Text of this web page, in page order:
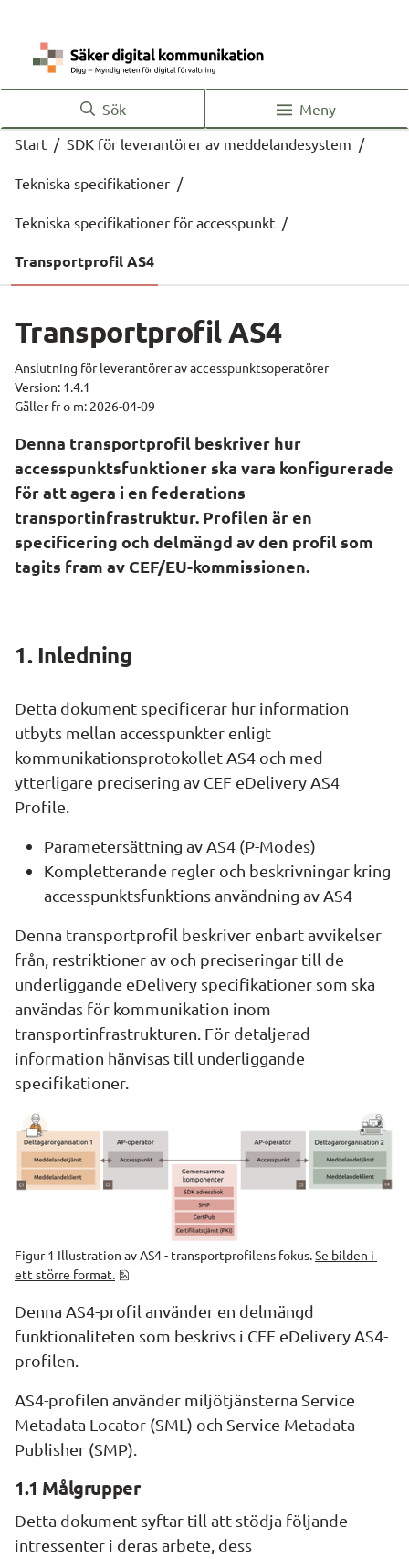
Sök
Meny
Start / SDK för leverantörer av meddelandesystem /
Tekniska specifikationer /
Tekniska specifikationer för accesspunkt /
Transportprofil AS4
Transportprofil AS4
Anslutning för leverantörer av accesspunktsoperatörer
Version: 1.4.1
Gäller fr o m: 2026-04-09
Denna transportprofil beskriver hur
accesspunktsfunktioner ska vara konfigurerade
för att agera i en federations
transportinfrastruktur. Profilen är en
specificering och delmängd av den profil som
tagits fram av CEF/EU-kommissionen.
1. Inledning
Detta dokument specificerar hur information
utbyts mellan accesspunkter enligt
kommunikationsprotokollet AS4 och med
ytterligare precisering av CEF eDelivery AS4
Profile.
Parametersättning av AS4 (P-Modes)
Kompletterande regler och beskrivningar kring
accesspunktsfunktions användning av AS4
Denna transportprofil beskriver enbart avvikelser
från, restriktioner av och preciseringar till de
underliggande eDelivery specifikationer som ska
användas för kommunikation inom
transportinfrastrukturen. För detaljerad
information hänvisas till underliggande
specifikationer.
Figur 1 Illustration av AS4 - transportprofilens fokus. Se bilden i
ett större format.
png, 71.3 kB.
Denna AS4-profil använder en delmängd
funktionaliteten som beskrivs i CEF eDelivery AS4-
profilen.
AS4-profilen använder miljötjänsterna Service
Metadata Locator (SML) och Service Metadata
Publisher (SMP).
1.1 Målgrupper
Detta dokument syftar till att stödja följande
intressenter i deras arbete, dess